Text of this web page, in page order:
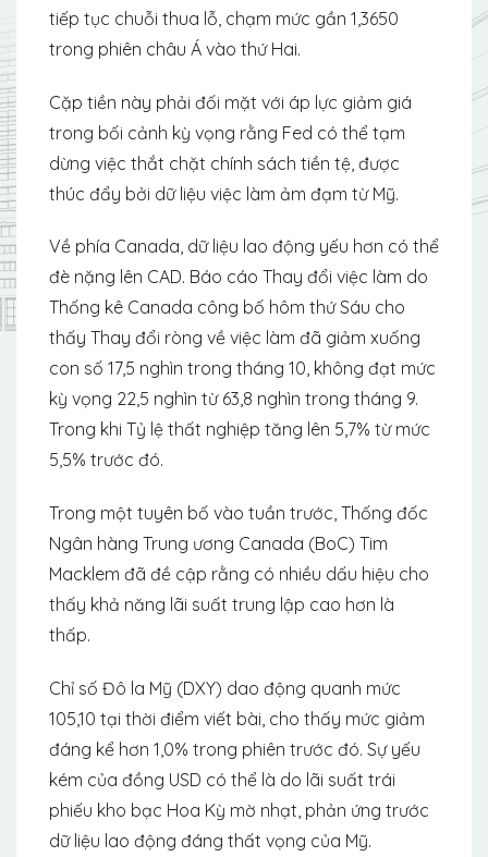
tiếp tục chuỗi thua lỗ, chạm mức gần 1,3650
trong phiên châu Á vào thứ Hai.
Cặp tiền này phải đối mặt với áp lực giảm giá
trong bối cảnh kỳ vọng rằng Fed có thể tạm
dừng việc thắt chặt chính sách tiền tệ, được
thúc đẩy bởi dữ liệu việc làm ảm đạm từ Mỹ.
Về phía Canada, dữ liệu lao động yếu hơn có thể
đè nặng lên CAD. Báo cáo Thay đổi việc làm do
Thống kê Canada công bố hôm thứ Sáu cho
thấy Thay đổi ròng về việc làm đã giảm xuống
con số 17,5 nghìn trong tháng 10, không đạt mức
kỳ vọng 22,5 nghìn từ 63,8 nghìn trong tháng 9.
Trong khi Tỷ lệ thất nghiệp tăng lên 5,7% từ mức
5,5% trước đó.
Trong một tuyên bố vào tuần trước, Thống đốc
Ngân hàng Trung ương Canada (BoC) Tim
Macklem đã đề cập rằng có nhiều dấu hiệu cho
thấy khả năng lãi suất trung lập cao hơn là
thấp.
Chỉ số Đô la Mỹ (DXY) dao động quanh mức
105,10 tại thời điểm viết bài, cho thấy mức giảm
đáng kể hơn 1,0% trong phiên trước đó. Sự yếu
kém của đồng USD có thể là do lãi suất trái
phiếu kho bạc Hoa Kỳ mờ nhạt, phản ứng trước
dữ liệu lao động đáng thất vọng của Mỹ.